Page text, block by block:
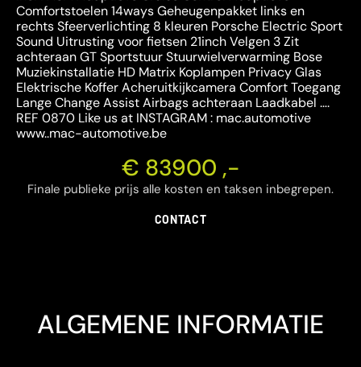
Comfortstoelen 14ways Geheugenpakket links en
rechts Sfeerverlichting 8 kleuren Porsche Electric Sport
Sound Uitrusting voor fietsen 21inch Velgen 3 Zit
achteraan GT Sportstuur Stuurwielverwarming Bose
Muziekinstallatie HD Matrix Koplampen Privacy Glas
Elektrische Koffer Acheruitkijkcamera Comfort Toegang
Lange Change Assist Airbags achteraan Laadkabel ….
REF 0870 Like us at INSTAGRAM : mac.automotive
www..mac-automotive.be
€ 83900 ,-
Finale publieke prijs alle kosten en taksen inbegrepen.
CONTACT
ALGEMENE INFORMATIE